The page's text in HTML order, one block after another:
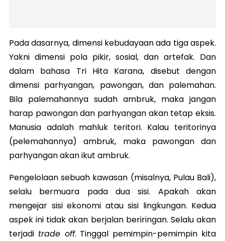
Pada dasarnya, dimensi kebudayaan ada tiga aspek.
Yakni dimensi pola pikir, sosial, dan artefak. Dan
dalam bahasa Tri Hita Karana, disebut dengan
dimensi parhyangan, pawongan, dan palemahan.
Bila palemahannya sudah ambruk, maka jangan
harap pawongan dan parhyangan akan tetap eksis.
Manusia adalah mahluk teritori. Kalau teritorinya
(pelemahannya) ambruk, maka pawongan dan
parhyangan akan ikut ambruk.
Pengelolaan sebuah kawasan (misalnya, Pulau Bali),
selalu bermuara pada dua sisi. Apakah akan
mengejar sisi ekonomi atau sisi lingkungan. Kedua
aspek ini tidak akan berjalan beriringan. Selalu akan
terjadi trade off. Tinggal pemimpin-pemimpin kita